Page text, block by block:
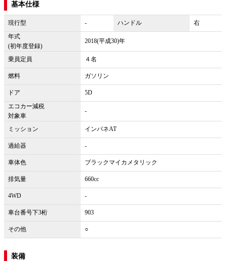
基本仕様
現行型 - ハンドル
右
年式
(初年度登録)
2018(平成30)年
乗員定員 ４名
燃料 ガソリン
ドア
5D
エコカー減税
対象車
-
ミッション インパネAT
過給器 -
車体色 ブラックマイカメタリック
排気量 660cc
4WD -
車台番号下3桁 903
その他 ○
装備